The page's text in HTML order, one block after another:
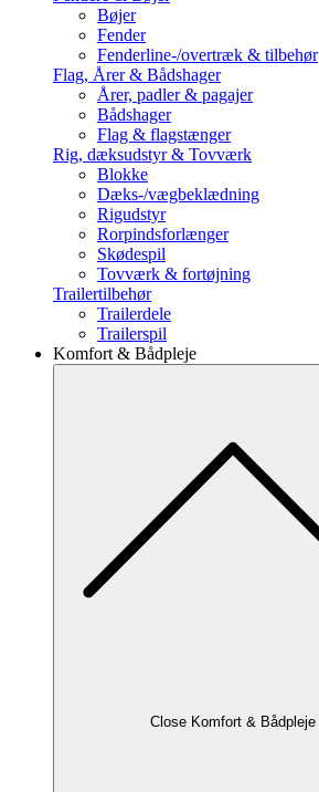
Bøjer
Fender
Fenderline-/overtræk & tilbehør
Flag, Årer & Bådshager
Årer, padler & pagajer
Bådshager
Flag & flagstænger
Rig, dæksudstyr & Tovværk
Blokke
Dæks-/vægbeklædning
Rigudstyr
Rorpindsforlænger
Skødespil
Tovværk & fortøjning
Trailertilbehør
Trailerdele
Trailerspil
Komfort & Bådpleje
Close Komfort & Bådpleje